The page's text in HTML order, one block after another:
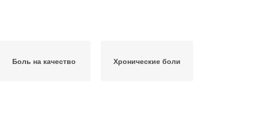
Боль на качество Хронические боли